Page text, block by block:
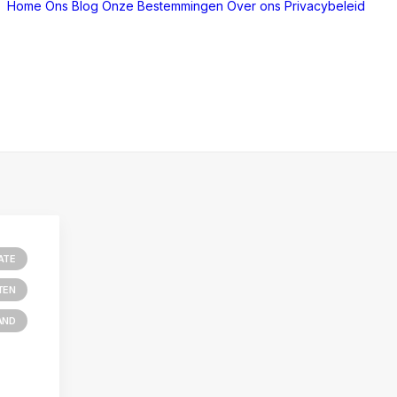
Home Ons Blog Onze Bestemmingen Over ons Privacybeleid